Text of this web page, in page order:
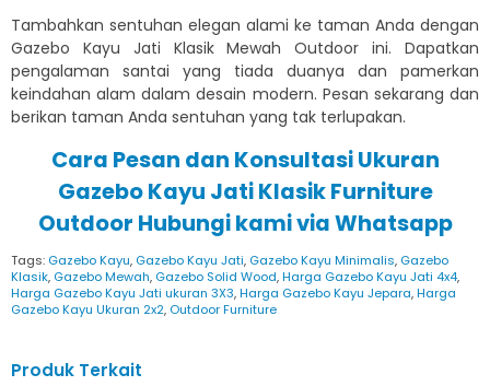
Tambahkan sentuhan elegan alami ke taman Anda dengan
Gazebo Kayu Jati Klasik Mewah Outdoor ini. Dapatkan
pengalaman santai yang tiada duanya dan pamerkan
keindahan alam dalam desain modern. Pesan sekarang dan
berikan taman Anda sentuhan yang tak terlupakan.
Cara Pesan dan Konsultasi Ukuran
Gazebo Kayu JatiKlasik Furniture
Outdoor Hubungi kami via Whatsapp
Tags: Gazebo Kayu, Gazebo Kayu Jati, Gazebo Kayu Minimalis, Gazebo
Klasik, Gazebo Mewah, Gazebo Solid Wood,Harga Gazebo Kayu Jati 4x4,
Harga Gazebo Kayu Jati ukuran 3X3,Harga Gazebo Kayu Jepara,Harga
Gazebo Kayu Ukuran 2x2, Outdoor Furniture
Produk Terkait